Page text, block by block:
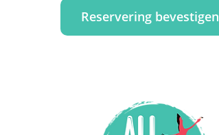
Reservering bevestigen